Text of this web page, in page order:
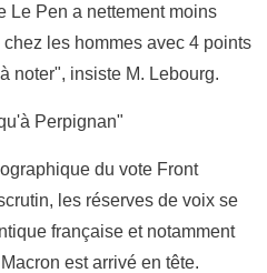
Le Pen a nettement moins
les hommes avec 4 points
noter", insiste M. Lebourg.
Perpignan"
du vote Front
les réserves de voix se
française et notamment
est arrivé en tête.